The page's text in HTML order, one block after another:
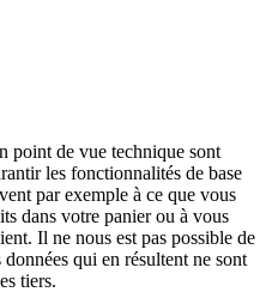
point de vue technique sont
les fonctionnalités de base
par exemple à ce que vous
dans votre panier ou à vous
Il ne nous est pas possible de
qui en résultent ne sont
tiers.